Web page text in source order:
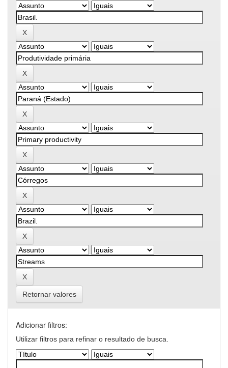
Retornar valores
Adicionar filtros:
Utilizar filtros para refinar o resultado de busca.